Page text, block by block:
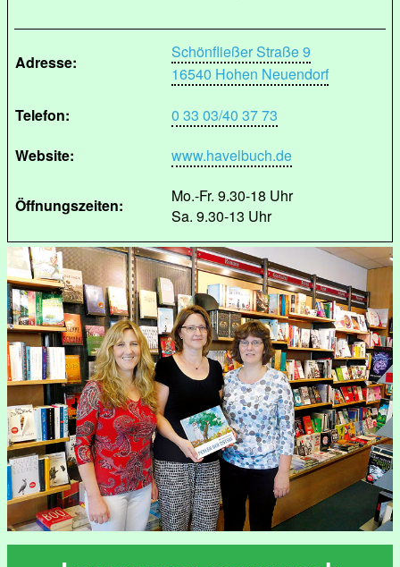
Adresse:
Schönfließer Straße 9
16540 Hohen Neuendorf
Telefon:
0 33 03/40 37 73
Website:
www.havelbuch.de
Öffnungszeiten:
Mo.-Fr. 9.30-18 Uhr
Sa. 9.30-13 Uhr